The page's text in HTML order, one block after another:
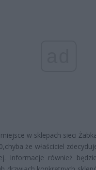
w sklepach sieci
że właściciel
Informacje również